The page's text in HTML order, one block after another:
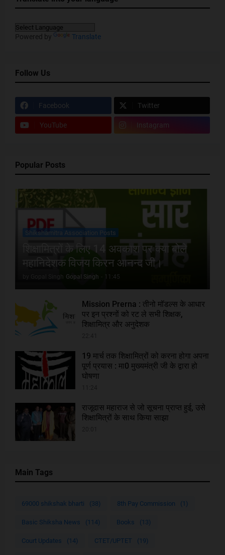
Powered by Translate
Follow Us
Facebook Twitter
YouTube Instagram
Popular Posts
Shikshamitra Association Posts
शिक्षामित्रों के लिए 14 अवकाश पर क्या बोले
महानिदेशक विजय किरन आनन्द जी।
by Gopal Singh Gopal Singh - 11:45
Mission Prerna : तीनो मॉडल्स के आधार
पर इन प्रश्नों को रट ले सभी शिक्षक,
शिक्षामित्र और अनुदेशक
19 मार्च तक शिक्षामित्रों को करना होगा अपना
पूर्ण प्रयास : मा0 मुख्यमंत्री जी के द्वारा हो
घोषणा
राजूदास महाराज से जो सूचना प्राप्त हुई, उसे
शिक्षामित्रों के साथ किया साझा
Main Tags
69000 shikshak bharti (38) 8th Pay Commission (1)
Basic Shiksha News (114) Books (13)
Court Updates (14) CTET/UPTET (19)